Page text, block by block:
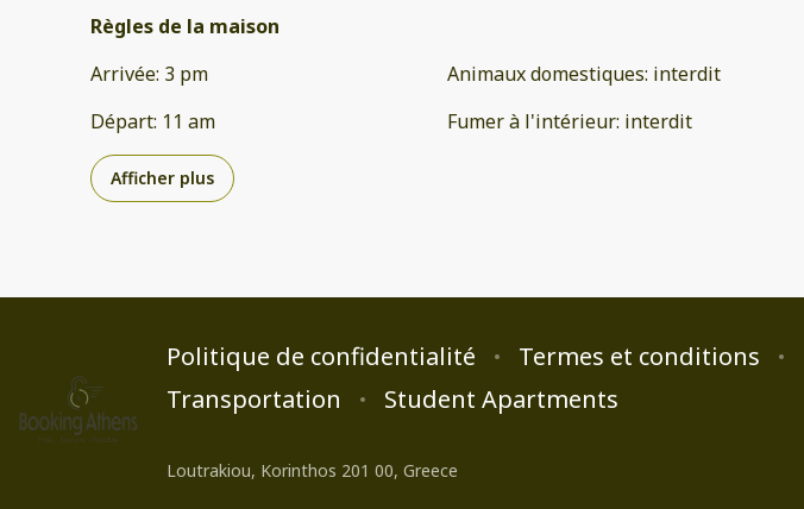
Règles de la maison
Arrivée: 3 pm
Départ: 11 am
Animaux domestiques: interdit
Fumer à l'intérieur: interdit
Afficher plus
Politique de confidentialité Termes et conditions
Transportation
Student Apartments
Loutrakiou, Korinthos 201 00, Greece